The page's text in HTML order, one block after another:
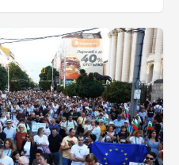
на руското...